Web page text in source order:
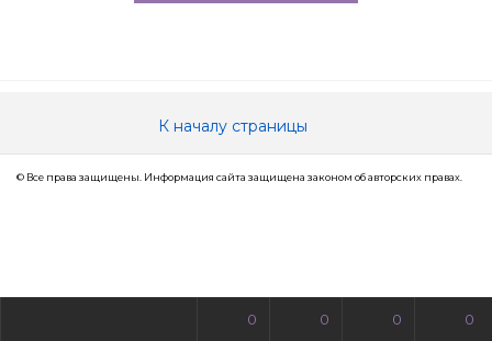
0 0 0 0
К началу страницы
© Все права защищены. Информация сайта защищена законом об авторских правах.